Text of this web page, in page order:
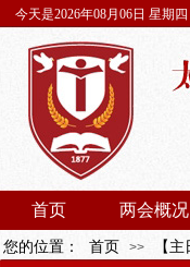
您的位置：
今天是2026年08月06日 星期
首页 两会概况
首页 >> 【